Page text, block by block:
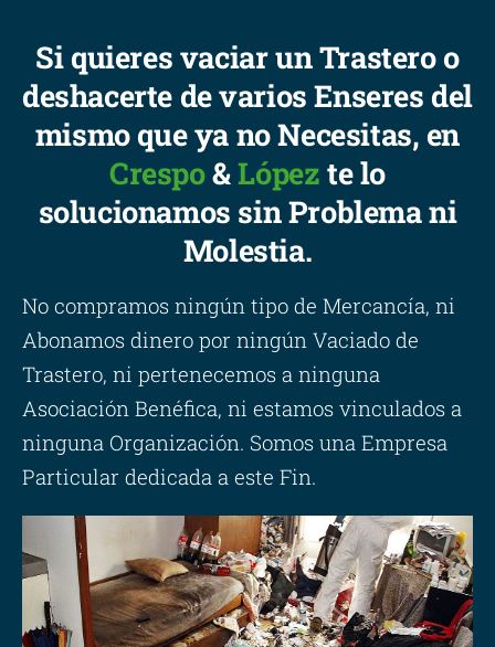
Si quieres vaciar un Trastero o
deshacerte de varios Enseres del
mismo que ya no Necesitas, en
Crespo&Lópezte lo
solucionamos sin Problema ni
Molestia.
No compramos ningún tipo de Mercancía, ni
Abonamos dinero por ningún Vaciado de
Trastero, ni pertenecemos a ninguna
Asociación Benéfica, ni estamos vinculados a
ninguna Organización. Somos una Empresa
Particular dedicada a este Fin.